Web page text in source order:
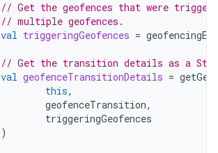
// Get the geofences that were
// multiple geofences.
val triggeringGeofences =
// Get the transition details as a
val geofenceTransitionDetails =
this,
geofenceTransition,
triggeringGeofences
)